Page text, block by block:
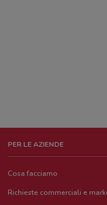
PER LE AZIENDE
Cosa facciamo
Richieste commerciali e